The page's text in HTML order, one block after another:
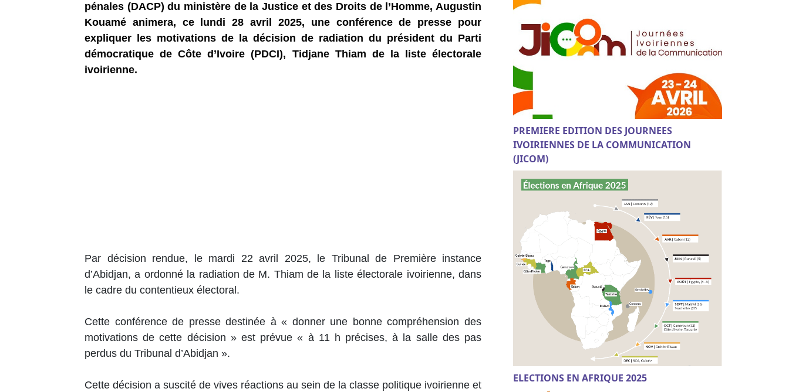
pénales (DACP) du ministère de la Justice et des Droits de l’Homme, Augustin
Kouamé animera, ce lundi 28 avril 2025, une conférence de presse pour
expliquer les motivations de la décision de radiation du président du Parti
démocratique de Côte d’Ivoire (PDCI), Tidjane Thiam de la liste électorale
ivoirienne.
Par décision rendue, le mardi 22 avril 2025, le Tribunal de Première instance
d’Abidjan, a ordonné la radiation de M. Thiam de la liste électorale ivoirienne, dans
le cadre du contentieux électoral.
Cette conférence de presse destinée à « donner une bonne compréhension des
motivations de cette décision » est prévue « à 11 h précises, à la salle des pas
perdus du Tribunal d’Abidjan ».
Cette décision a suscité de vives réactions au sein de la classe politique ivoirienne et
PREMIERE EDITION DES JOURNEES
IVOIRIENNES DE LA COMMUNICATION
(JICOM)
ELECTIONS EN AFRIQUE 2025